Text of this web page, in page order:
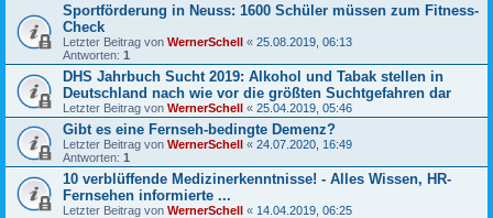
Sportförderung in Neuss: 1600 Schüler müssen zum Fitness-
Check
Letzter Beitrag von WernerSchell « 25.08.2019, 06:13
Antworten: 1
DHS Jahrbuch Sucht 2019: Alkohol und Tabak stellen in
Deutschland nach wie vor die größten Suchtgefahren dar
Letzter Beitrag von WernerSchell « 25.04.2019, 05:46
Gibt es eine Fernseh-bedingte Demenz?
Letzter Beitrag von WernerSchell « 24.07.2020, 16:49
Antworten: 1
10 verblüffende Medizinerkenntnisse! - Alles Wissen, HR-
Fernsehen informierte ...
Letzter Beitrag von WernerSchell « 14.04.2019, 06:25